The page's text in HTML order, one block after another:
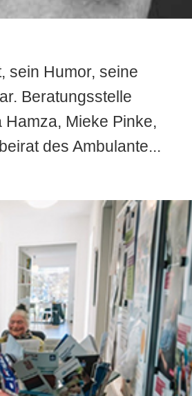
sein Humor, seine
Beratungsstelle
Mieke Pinke,
des Ambulante...